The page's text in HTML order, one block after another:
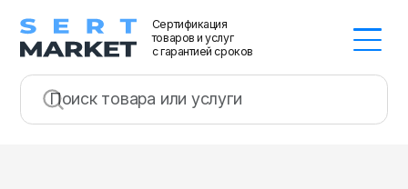
Сертификация
товаров и услуг
с гарантией сроков